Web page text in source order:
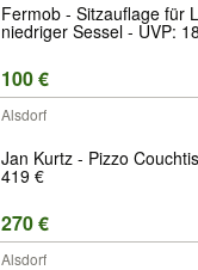
Fermob - Sitzauflage für
niedriger Sessel - UVP:
100 €
Alsdorf
Jan Kurtz - Pizzo
419 €
270 €
Alsdorf